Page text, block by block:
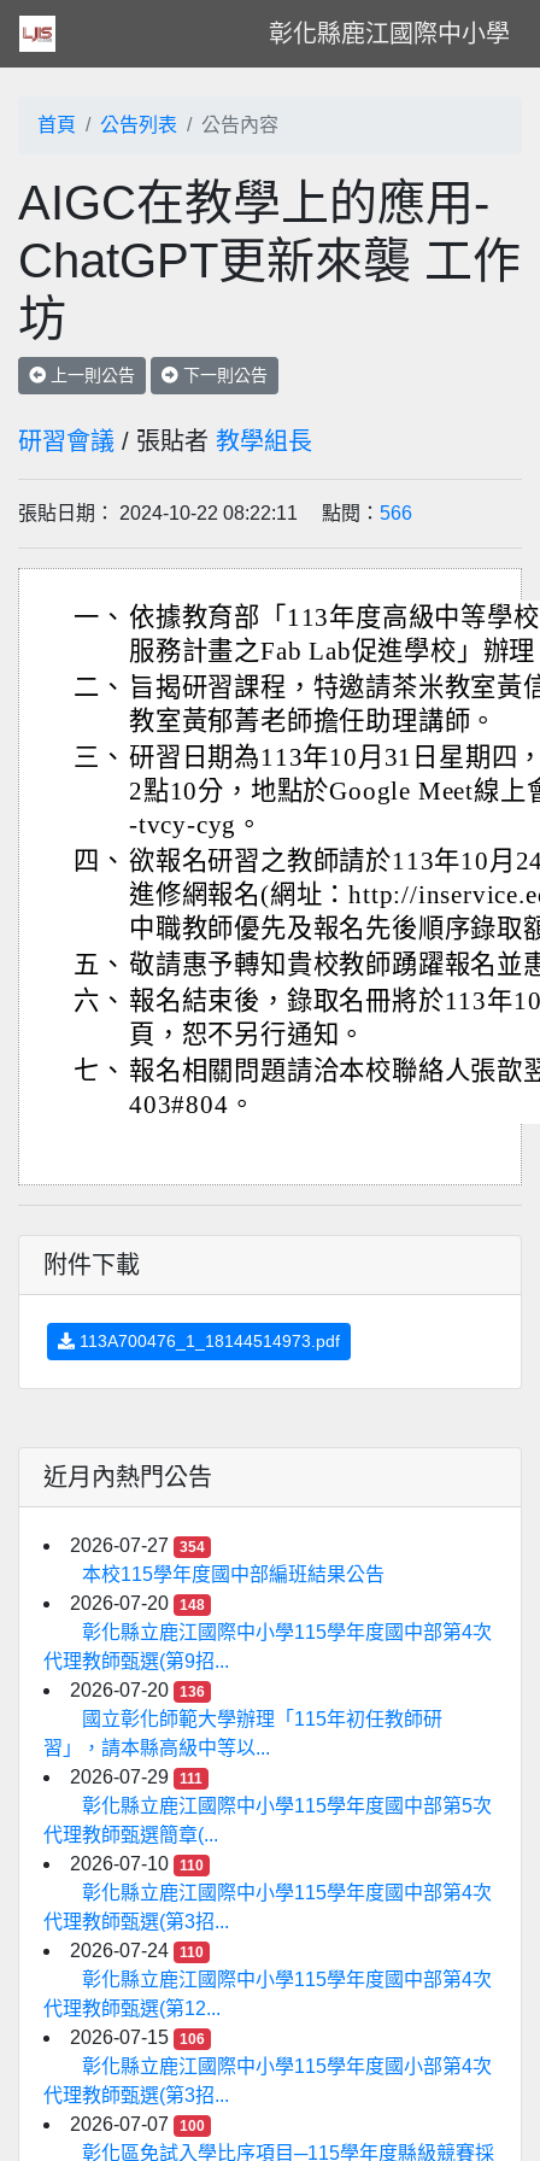
彰化縣鹿江國際中小學
首頁 公告列表 公告內容
AIGC在教學上的應用-
ChatGPT更新來襲 工作
坊
上一則公告 下一則公告
研習會議 / 張貼者 教學組長
張貼日期： 2024-10-22 08:22:11 點閱： 566
一、 依據教育部「113年度高級中等學
服務計畫之Fab Lab促進學校」辦
二、 旨揭研習課程，特邀請茶米教室黃
教室黃郁菁老師擔任助理講師。
三、 研習日期為113年10月31日星期四
2點10分，地點於Google Meet線
-tvcy-cyg。
四、 欲報名研習之教師請於113年10月
進修網報名(網址：http://
中職教師優先及報名先後順序錄取
五、 敬請惠予轉知貴校教師踴躍報名並
六、 報名結束後，錄取名冊將於113年
頁，恕不另行通知。
七、 報名相關問題請洽本校聯絡人張歆
403#804。
附件下載
113A700476_1_18144514973.pdf
近月內熱門公告
2026-07-27 354
本校115學年度國中部編班結果公告
2026-07-20
148
彰化縣立鹿江國際中小學115學年度國中部第4次
代理教師甄選(第9招...
2026-07-20
136
國立彰化師範大學辦理「115年初任教師研
習」，請本縣高級中等以...
2026-07-29
111
彰化縣立鹿江國際中小學115學年度國中部第5次
代理教師甄選簡章(...
2026-07-10
110
彰化縣立鹿江國際中小學115學年度國中部第4次
代理教師甄選(第3招...
2026-07-24
110
彰化縣立鹿江國際中小學115學年度國中部第4次
代理教師甄選(第12...
2026-07-15
106
彰化縣立鹿江國際中小學115學年度國小部第4次
代理教師甄選(第3招...
2026-07-07
100
彰化區免試入學比序項目─115學年度縣級競賽採